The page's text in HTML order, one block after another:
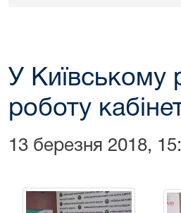
У Київському
роботу
13 березня 2018,